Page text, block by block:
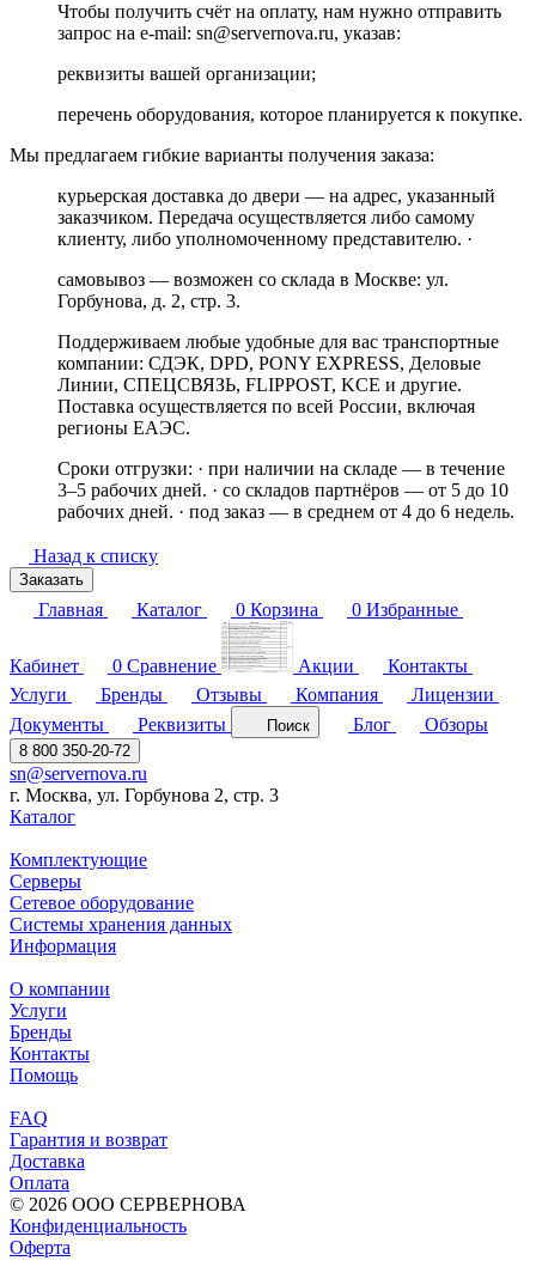
Чтобы получить счёт на оплату, нам нужно отправить
запрос на e-mail: sn@servernova.ru, указав:
реквизиты вашей организации;
перечень оборудования, которое планируется к покупке.
Мы предлагаем гибкие варианты получения заказа:
курьерская доставка до двери — на адрес, указанный
заказчиком. Передача осуществляется либо самому
клиенту, либо уполномоченному представителю. ·
самовывоз — возможен со склада в Москве: ул.
Горбунова, д. 2, стр. 3.
Поддерживаем любые удобные для вас транспортные
компании: СДЭК, DPD, PONY EXPRESS, Деловые
Линии, СПЕЦСВЯЗЬ, FLIPPOST, KCE и другие.
Поставка осуществляется по всей России, включая
регионы ЕАЭС.
Сроки отгрузки: · при наличии на складе — в течение
3–5 рабочих дней. · со складов партнёров — от 5 до 10
рабочих дней. · под заказ — в среднем от 4 до 6 недель.
Назад к списку
Заказать
Главная Каталог 0 Корзина 0 Избранные
Кабинет 0 Сравнение Акции
Контакты
Услуги
Бренды Отзывы Компания
Лицензии
Документы
Реквизиты Поиск Блог Обзоры
8 800 350-20-72
sn@servernova.ru
г. Москва, ул. Горбунова 2, стр. 3
Каталог
Комплектующие
Серверы
Сетевое оборудование
Системы хранения данных
Информация
О компании
Услуги
Бренды
Контакты
Помощь
FAQ
Гарантия и возврат
Доставка
Оплата
© 2026 ООО СЕРВЕРНОВА
Конфиденциальность
Оферта